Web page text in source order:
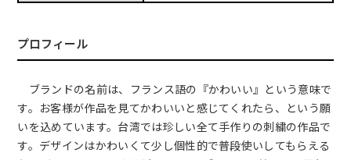
プロフィール
ブランドの名前は、フランス語の『かわいい』という意味で
す。お客様が作品を見てかわいいと感じてくれたら、という願
いを込めています。台湾では珍しい全て手作りの刺繍の作品で
す。デザインはかわいくて少し個性的で普段使いしてもらえる